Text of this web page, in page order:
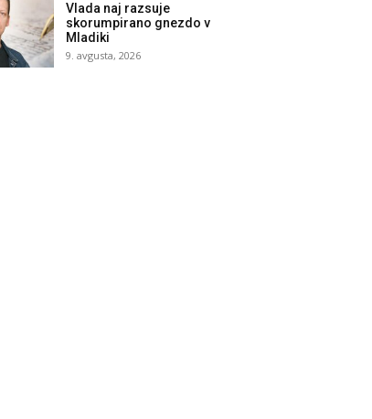
Vlada naj razsuje
skorumpirano gnezdo v
Mladiki
9. avgusta, 2026